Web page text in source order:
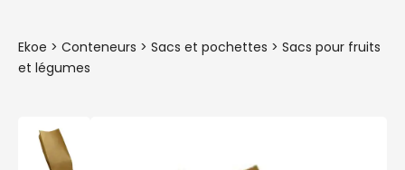
Ekoe > Conteneurs > Sacs et pochettes > Sacs pour fruits
et légumes